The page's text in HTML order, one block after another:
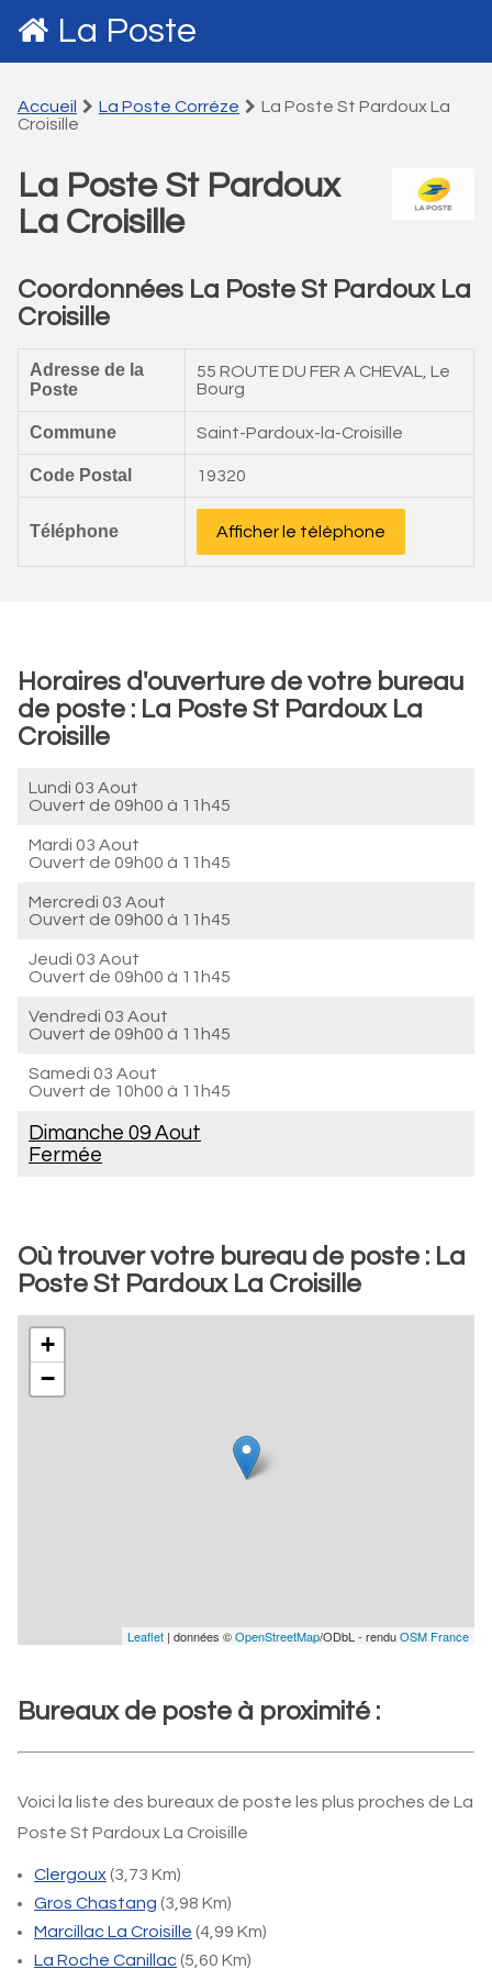
La Poste
Accueil La Poste Corréze
La Poste St Pardoux La
Croisille
La Poste St Pardoux
La Croisille
Coordonnées La Poste St Pardoux La
Croisille
Adresse de la
Poste
55 ROUTE DU FER A CHEVAL, Le
Bourg
Commune Saint-Pardoux-la-Croisille
Code Postal 19320
Téléphone Afficher le téléphone
Horaires d'ouverture de votre bureau
de poste : La Poste St Pardoux La
Croisille
Lundi 03 Aout
Ouvert de 09h00 à 11h45
Mardi 03 Aout
Ouvert de 09h00 à 11h45
Mercredi 03 Aout
Ouvert de 09h00 à 11h45
Jeudi 03 Aout
Ouvert de 09h00 à 11h45
Vendredi 03 Aout
Ouvert de 09h00 à 11h45
Samedi 03 Aout
Ouvert de 10h00 à 11h45
Dimanche 09 Aout
Fermée
Où trouver votre bureau de poste : La
Poste St Pardoux La Croisille
+
−
Leaflet | données ©OpenStreetMap/ODbL - renduOSM France
Bureaux de poste à proximité :
Voici la liste des bureaux de poste les plus proches de La
Poste St Pardoux La Croisille
Clergoux(3,73 Km)
Gros Chastang (3,98 Km)
Marcillac La Croisille (4,99 Km)
La Roche Canillac(5,60 Km)